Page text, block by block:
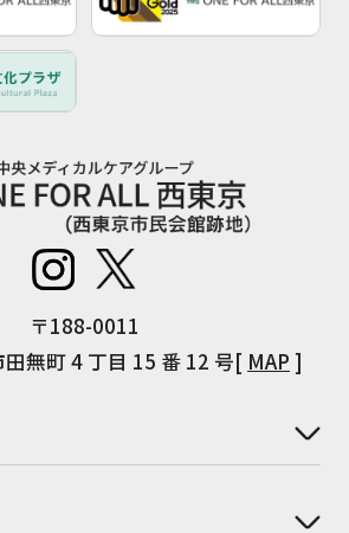
〒188-0011
無町 4 丁目 15 番 12 号[ MAP ]